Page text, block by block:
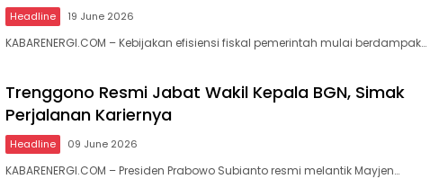
Headline 19 June 2026
KABARENERGI.COM – Kebijakan efisiensi fiskal pemerintah mulai berdampak…
Trenggono Resmi Jabat Wakil Kepala BGN, Simak
Perjalanan Kariernya
Headline 09 June 2026
KABARENERGI.COM – Presiden Prabowo Subianto resmi melantik Mayjen…